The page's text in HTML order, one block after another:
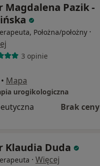
Magdalena Pazik -
Położna/położny ·
3 opinie
• Mapa
urogikologiczna
Brak ceny
Klaudia Duda
· Więcej